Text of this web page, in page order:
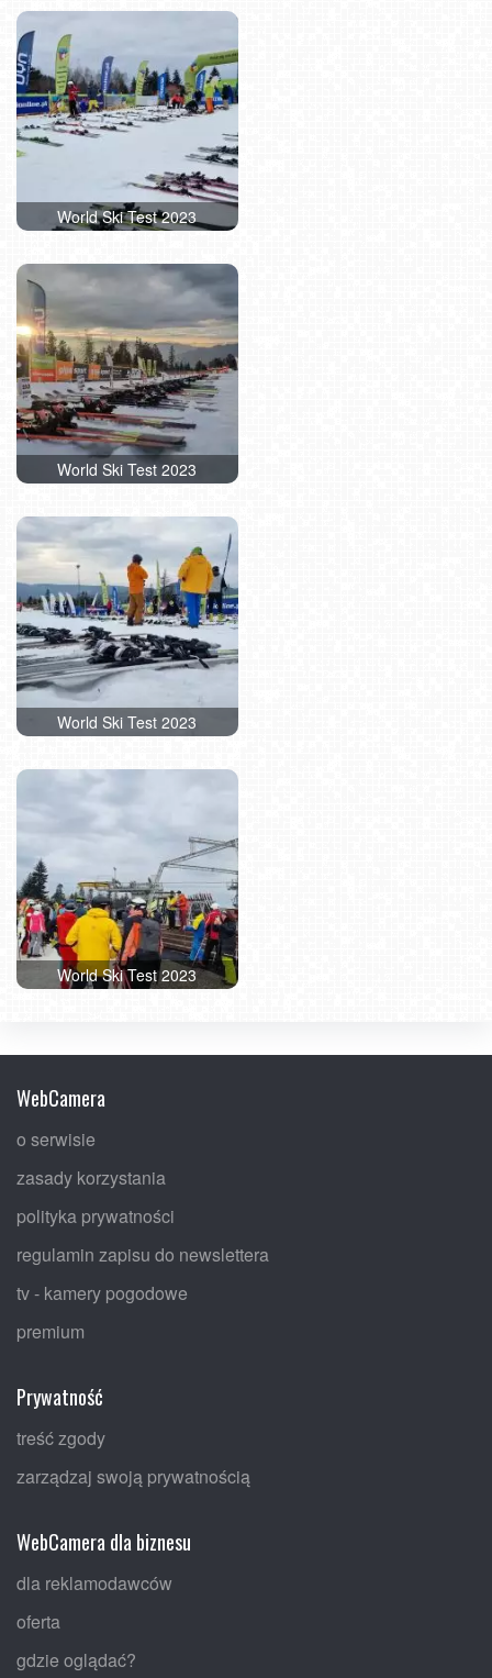
World Ski Test 2023
World Ski Test 2023
World Ski Test 2023
World Ski Test 2023
World Ski Test 2023
World Ski Test 2023
World Ski Test 2023
World Ski Test 2023
WebCamera
o serwisie
zasady korzystania
polityka prywatności
regulamin zapisu do newslettera
tv - kamery pogodowe
premium
Prywatność
treść zgody
zarządzaj swoją prywatnością
WebCamera dla biznesu
dla reklamodawców
oferta
gdzie oglądać?